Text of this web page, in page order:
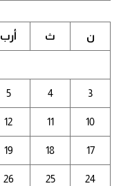
ن ث أرب
3
4
5
10
11
12
17
18
19
24
25
26